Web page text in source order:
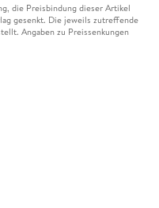
die Preisbindung dieser Artikel
gesenkt. Die jeweils zutreffende
Angaben zu Preissenkungen